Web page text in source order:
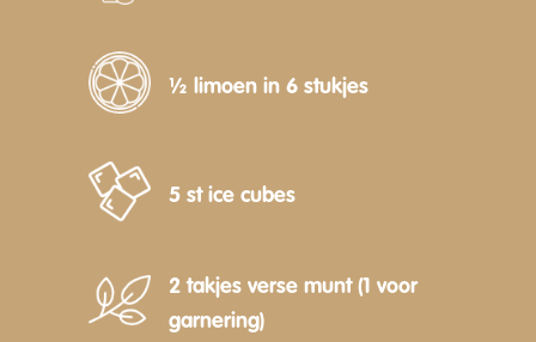
½ limoen in 6 stukjes
5 st ice cubes
2 takjes verse munt (1 voor
garnering)